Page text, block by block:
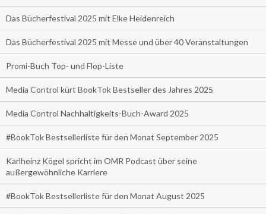
Das Bücherfestival 2025 mit Elke Heidenreich
Das Bücherfestival 2025 mit Messe und über 40 Veranstaltungen
Promi-Buch Top- und Flop-Liste
Media Control kürt BookTok Bestseller des Jahres 2025
Media Control Nachhaltigkeits-Buch-Award 2025
#BookTok Bestsellerliste für den Monat September 2025
Karlheinz Kögel spricht im OMR Podcast über seine
außergewöhnliche Karriere
#BookTok Bestsellerliste für den Monat August 2025